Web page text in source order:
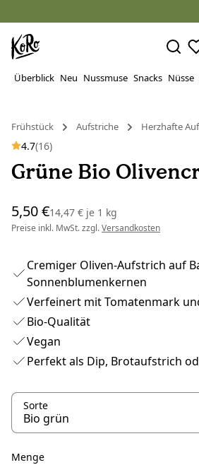
Überblick Neu Nussmuse Snacks Nüsse
Frühstück
Aufstriche Herzhafte
4.7(16)
Grüne Bio
5,50 €14,47 € je 1 kg
Preise inkl. MwSt. zzgl.Versandkosten
Cremiger Oliven-Aufstrich auf
Sonnenblumenkernen
Verfeinert mit Tomatenmark
Bio-Qualität
Vegan
Perfekt als Dip, Brotaufstrich
Sorte
Menge